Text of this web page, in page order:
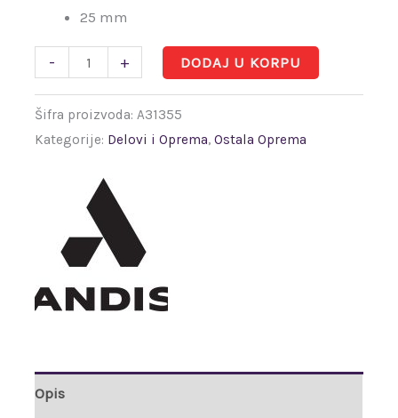
25 mm
- + DODAJ U KORPU
Šifra proizvoda:A31355
Kategorije: Delovi i Oprema,Ostala Oprema
Opis